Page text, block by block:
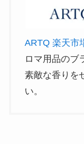
ARTQ 楽天市
ロマ用品のブ
素敵な香りを
い。